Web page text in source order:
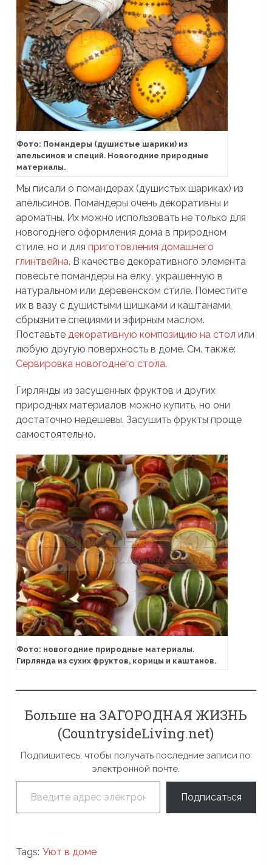
Фото: Помандеры (душистые шарики) из
апельсинов и специй. Новогодние природные
материалы.
Мы писали о помандерах (душистых шариках) из
апельсинов. Помандеры очень декоративны и
ароматны. Их можно использовать не только для
новогоднего оформления дома в природном
стиле, но и дляприготовления домашнего
глинтвейна. В качестве декоративного элемента
повесьте помандеры на елку, украшенную в
натуральном или деревенском стиле. Поместите
их в вазу с душистыми шишками и каштанами,
сбрызните специями и эфирным маслом.
Поставьтедекоративную композицию на стол или
любую другую поверхность в доме. См. также:
Сервировка новогоднего стола.
Гирлянды из засушенных фруктов и других
природных материалов можно купить, но они
достаточно недешевы. Засушить фрукты проще
самостоятельно.
Фото: новогодние природные материалы.
Гирлянда из сухих фруктов, корицы и каштанов.
Больше на ЗАГОРОДНАЯ ЖИЗНЬ
(CountrysideLiving.net)
Подпишитесь, чтобы получать последние записи по
электронной почте.
Введите адрес электронной почты…
Подписаться
Tags: Уют в доме